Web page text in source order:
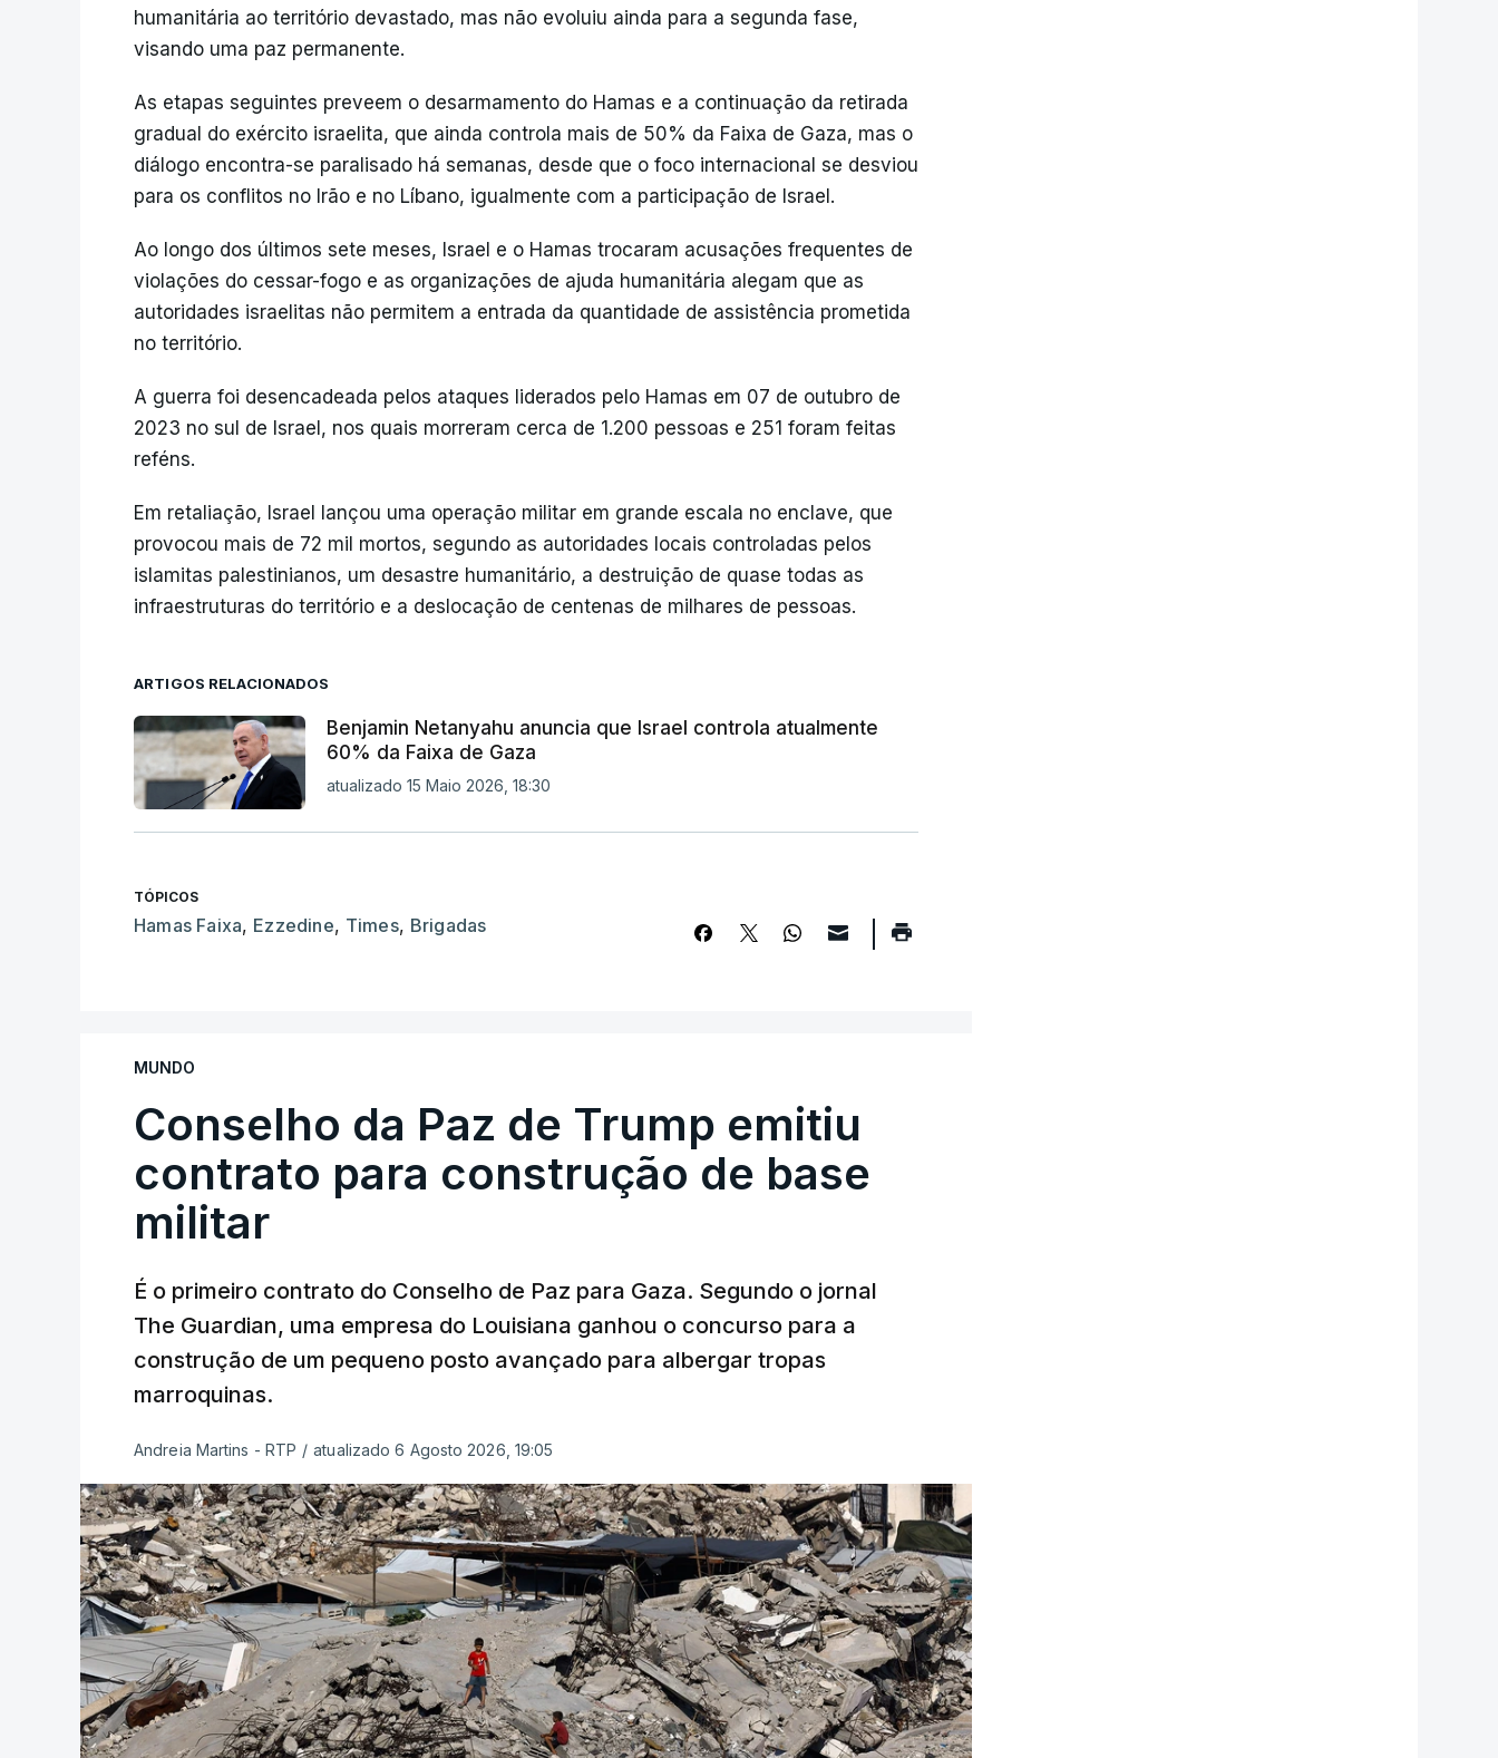
humanitária ao território devastado, mas não evoluiu ainda para a segunda fase,
visando uma paz permanente.
As etapas seguintes preveem o desarmamento do Hamas e a continuação da retirada
gradual do exército israelita, que ainda controla mais de 50% da Faixa de Gaza, mas o
diálogo encontra-se paralisado há semanas, desde que o foco internacional se desviou
para os conflitos no Irão e no Líbano, igualmente com a participação de Israel.
Ao longo dos últimos sete meses, Israel e o Hamas trocaram acusações frequentes de
violações do cessar-fogo e as organizações de ajuda humanitária alegam que as
autoridades israelitas não permitem a entrada da quantidade de assistência prometida
no território.
A guerra foi desencadeada pelos ataques liderados pelo Hamas em 07 de outubro de
2023 no sul de Israel, nos quais morreram cerca de 1.200 pessoas e 251 foram feitas
reféns.
Em retaliação, Israel lançou uma operação militar em grande escala no enclave, que
provocou mais de 72 mil mortos, segundo as autoridades locais controladas pelos
islamitas palestinianos, um desastre humanitário, a destruição de quase todas as
infraestruturas do território e a deslocação de centenas de milhares de pessoas.
ARTIGOS RELACIONADOS
Benjamin Netanyahu anuncia que Israel controla atualmente
60% da Faixa de Gaza
atualizado 15 Maio 2026, 18:30
TÓPICOS
Hamas Faixa, Ezzedine, Times, Brigadas
MUNDO
Conselho da Paz de Trump emitiu
contrato para construção de base
militar
É o primeiro contrato do Conselho de Paz para Gaza. Segundo o jornal
The Guardian, uma empresa do Louisiana ganhou o concurso para a
construção de um pequeno posto avançado para albergar tropas
marroquinas.
Andreia Martins - RTP / atualizado 6 Agosto 2026, 19:05